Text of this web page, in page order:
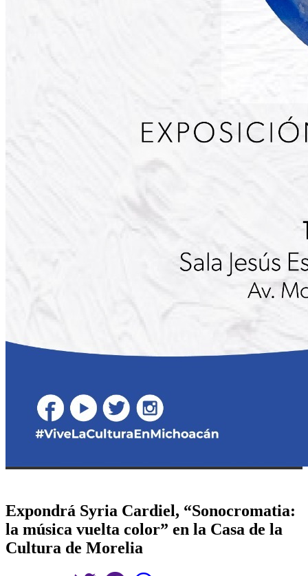
Expondrá Syria Cardiel, “Sonocromatia:
la música vuelta color” en la Casa de la
Cultura de Morelia